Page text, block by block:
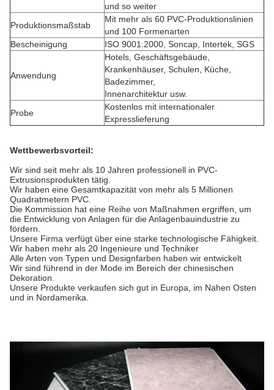
und so weiter
Produktionsmaßstab
Mit mehr als 60 PVC-Produktionslinien
und 100 Formenarten
Bescheinigung
ISO 9001:2000, Soncap, Intertek, SGS
Anwendung
Hotels, Geschäftsgebäude,
Krankenhäuser, Schulen, Küche,
Badezimmer,
Innenarchitektur usw.
Probe
Kostenlos mit internationaler
Expresslieferung
Wettbewerbsvorteil:
Wir sind seit mehr als 10 Jahren professionell in PVC-
Extrusionsprodukten tätig.
Wir haben eine Gesamtkapazität von mehr als 5 Millionen
Quadratmetern PVC.
Die Kommission hat eine Reihe von Maßnahmen ergriffen, um
die Entwicklung von Anlagen für die Anlagenbauindustrie zu
fördern.
Unsere Firma verfügt über eine starke technologische Fähigkeit.
Wir haben mehr als 20 Ingenieure und Techniker
Alle Arten von Typen und Designfarben haben wir entwickelt
Wir sind führend in der Mode im Bereich der chinesischen
Dekoration.
Unsere Produkte verkaufen sich gut in Europa, im Nahen Osten
und in Nordamerika.